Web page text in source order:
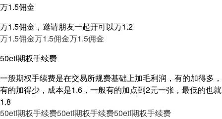
万1.5佣金
万1.5佣金，邀请朋友一起开可以万1.2
万1.5佣金万1.5佣金万1.5佣金
50etf期权手续费
一般期权手续费是在交易所规费基础上加毛利润，有的加得多，
有的加得少，成本是1.6，一般有的加点到2元一张，最低的也就
1.8
50etf期权手续费50etf期权手续费50etf期权手续费